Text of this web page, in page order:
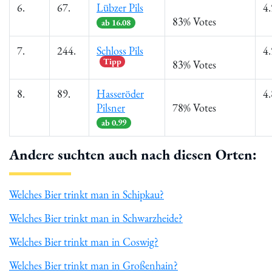
6. 67. Lübzer Pils
ab 16.08 83% Votes
7. 244. Schloss Pils
Tipp 83% Votes
8. 89.
Hasseröder
Pilsner
ab 0.99
78% Votes
Andere suchten auch nach diesen Orten:
Welches Bier trinkt man in Schipkau?
Welches Bier trinkt man in Schwarzheide?
Welches Bier trinkt man in Coswig?
Welches Bier trinkt man in Großenhain?